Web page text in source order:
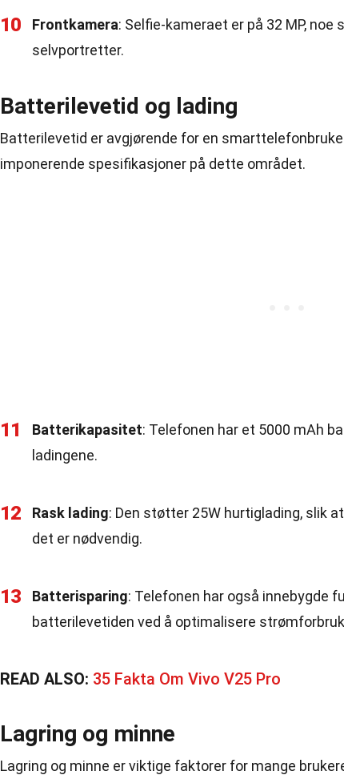
10 Frontkamera: Selfie-kameraet er på 32 MP, noe
selvportretter.
Batterilevetid og lading
Batterilevetid er avgjørende for en
imponerende spesifikasjoner på dette området.
11 Batterikapasitet: Telefonen har et 5000 mAh
ladingene.
12 Rask lading: Den støtter 25W hurtiglading, slik
det er nødvendig.
13 Batterisparing: Telefonen har også innebygde
batterilevetiden ved å optimalisere
READ ALSO: 35 Fakta Om Vivo V25 Pro
Lagring og minne
Lagring og minne er viktige faktorer for mange